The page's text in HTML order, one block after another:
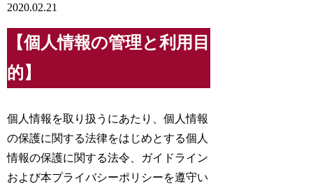
2020.02.21
【個人情報の管理と利用目
的】
個人情報を取り扱うにあたり、個人情報
の保護に関する法律をはじめとする個人
情報の保護に関する法令、ガイドライン
および本プライバシーポリシーを遵守い